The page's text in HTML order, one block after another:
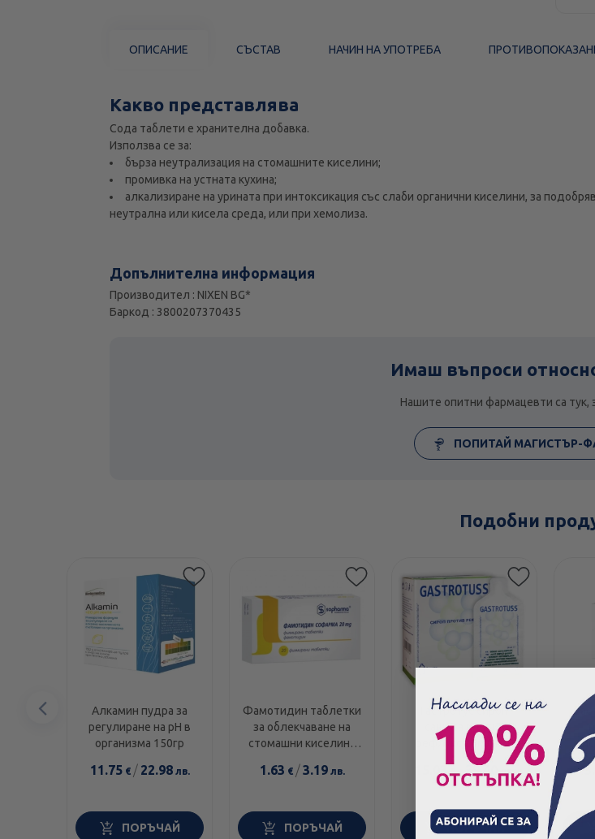
ОПИСАНИЕ СЪСТАВ НАЧИН НА УПОТРЕБА
Какво представлява
Сода таблети е хранителна добавка.
Използва се за:
бърза неутрализация на стомашните киселини;
промивка на устната кухина;
алкализиране на урината при интоксикация със слаби органични киселини, за
неутрална или кисела среда, или при хемолиза.
Допълнителна информация
Производител : NIXEN BG*
Баркод : 3800207370435
Имаш въпроси
Нашите опитни фармацевти са тук,
ПОПИТАЙ МАГИСТЪР-
Подобни
Алкамин пудра за
регулиране на рН в
организма 150гр
11.75€ / 22.98лв.
ПОРЪЧАЙ
Фамотидин таблетки
за облекчаване на
стомашни киселини
1.63 € /3.19лв.
ПОРЪЧАЙ
Гастротус сироп
сашета против
рефлукс 20мл х20
15.03 € / 29.40 лв.
ПОРЪЧАЙ
Предишен
елемент